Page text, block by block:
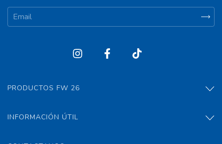
PRODUCTOS FW 26
INFORMACIÓN ÚTIL